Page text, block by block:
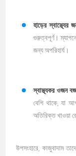
হাড়ের স্বাস্থ্যের
গুরুত্বপূর্ণ।
জন্য অপরিহার্য।
স্বাস্থ্যকর ওজন
বেশি থাকে, যা
অতিরিক্ত খাওয়া
উপসংহারে, কাজুবাদাম